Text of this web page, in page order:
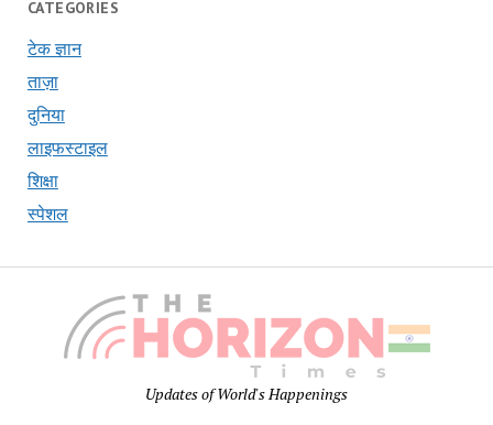
CATEGORIES
टेक ज्ञान
ताज़ा
दुनिया
लाइफस्टाइल
शिक्षा
स्पेशल
Updates of World's Happenings